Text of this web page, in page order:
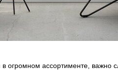
огромном ассортименте, важно